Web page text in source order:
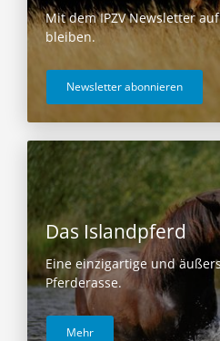
Mit dem IPZV Newsletter
bleiben.
Newsletter abonnieren
Das Islandpferd
Eine einzigartige und
Pferderasse.
Mehr